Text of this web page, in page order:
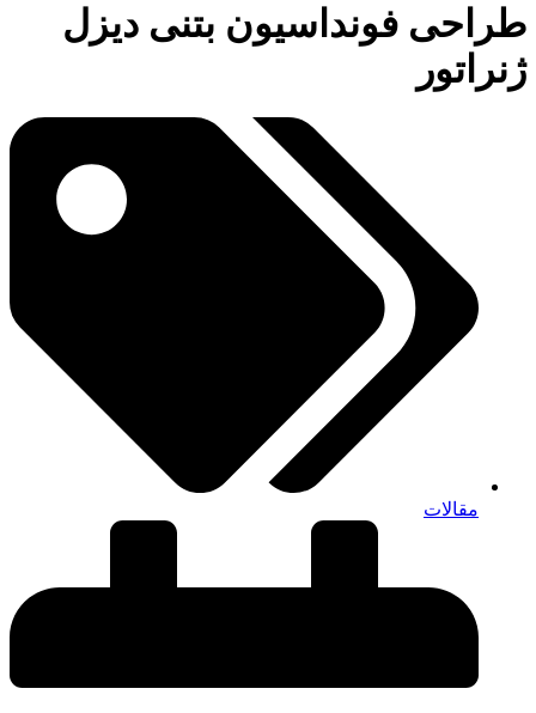
طراحی فونداسیون بتنی دیزل
ژنراتور
مقالات